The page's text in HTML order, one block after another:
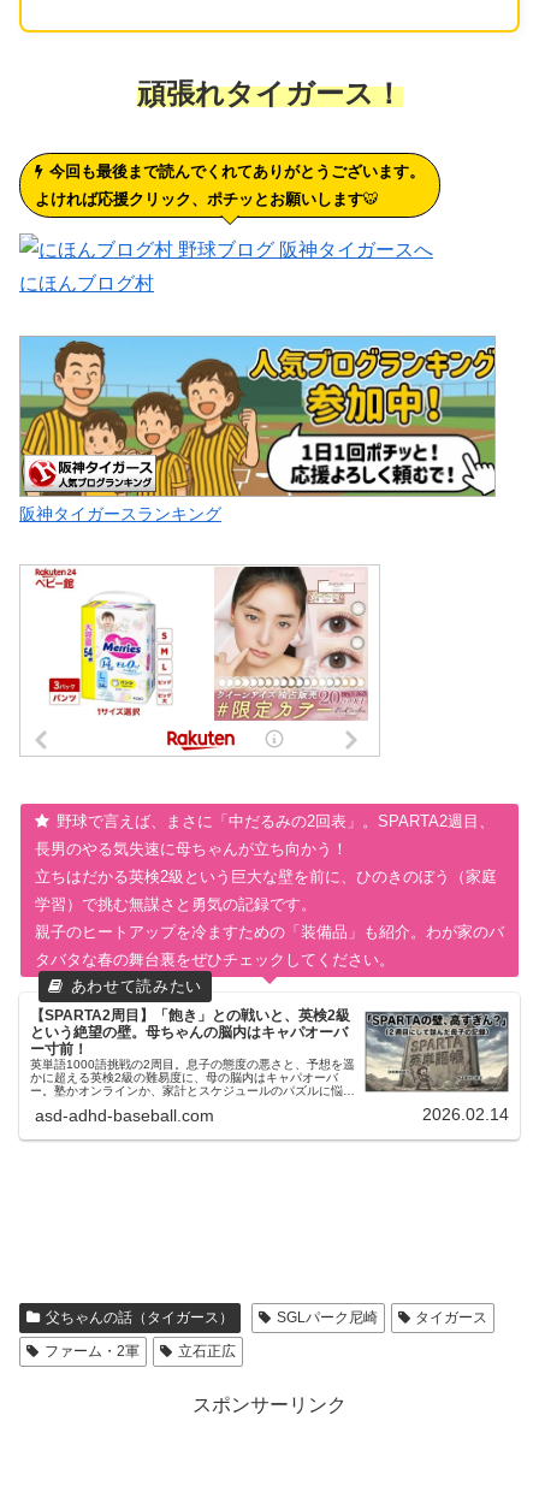
頑張れタイガース！
今回も最後まで読んでくれてありがとうございます。
よければ応援クリック、ポチッとお願いします🐯
にほんブログ村
阪神タイガースランキング
野球で言えば、まさに「中だるみの2回表」。SPARTA2週目、
長男のやる気失速に母ちゃんが立ち向かう！
立ちはだかる英検2級という巨大な壁を前に、ひのきのぼう（家庭
学習）で挑む無謀さと勇気の記録です。
親子のヒートアップを冷ますための「装備品」も紹介。わが家のバ
タバタな春の舞台裏をぜひチェックしてください。
【SPARTA2周目】「飽き」との戦いと、英検2級
という絶望の壁。母ちゃんの脳内はキャパオーバ
ー寸前！
英単語1000語挑戦の2周目。息子の態度の悪さと、予想を遥
かに超える英検2級の難易度に、母の脳内はキャパオーバ
ー。塾かオンラインか、家計とスケジュールのパズルに悩む
asd-adhd-baseball.com 2026.02.14
父ちゃんの話（タイガース） SGLパーク尼崎
タイガース
ファーム・2軍
立石正広
スポンサーリンク